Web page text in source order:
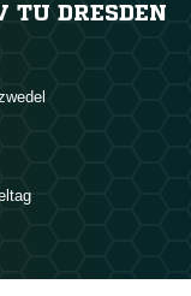
TU DRESDEN